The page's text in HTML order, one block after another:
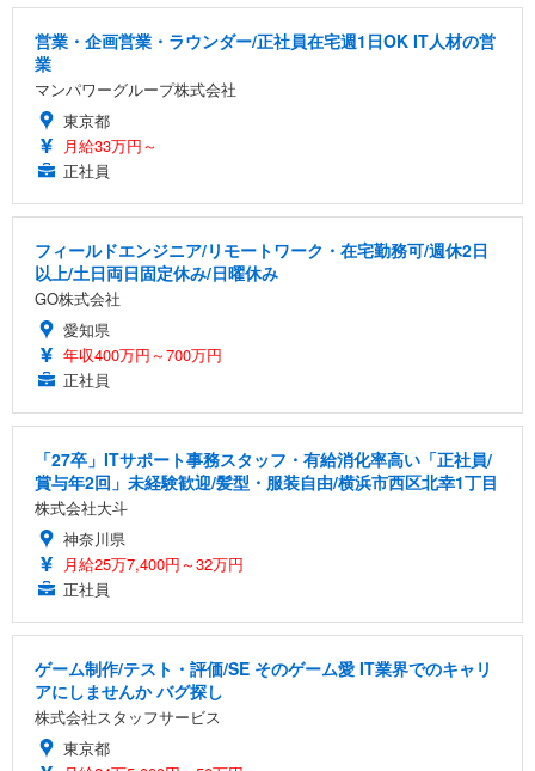
営業・企画営業・ラウンダー/正社員在宅週1日OK IT人材の営
業
マンパワーグループ株式会社
東京都
月給33万円～
正社員
フィールドエンジニア/リモートワーク・在宅勤務可/週休2日
以上/土日両日固定休み/日曜休み
GO株式会社
愛知県
年収400万円～700万円
正社員
「27卒」ITサポート事務スタッフ・有給消化率高い「正社員/
賞与年2回」未経験歓迎/髪型・服装自由/横浜市西区北幸1丁目
株式会社大斗
神奈川県
月給25万7,400円～32万円
正社員
ゲーム制作/テスト・評価/SE そのゲーム愛 IT業界でのキャリ
アにしませんか バグ探し
株式会社スタッフサービス
東京都